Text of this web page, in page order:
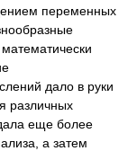
переменных
дало в руки
различных
еще более
а затем